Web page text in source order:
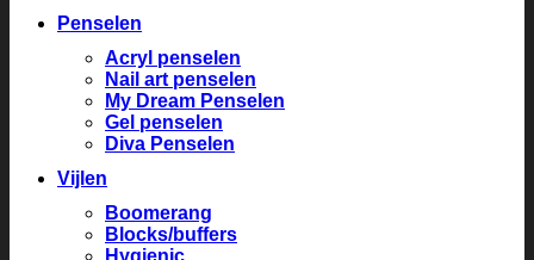
Penselen
Acryl penselen
Nail art penselen
My Dream Penselen
Gel penselen
Diva Penselen
Vijlen
Boomerang
Blocks/buffers
Hygienic